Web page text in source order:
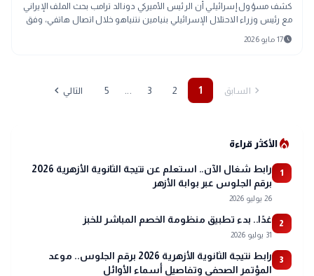
كشف مسؤول إسرائيلي أن الرئيس الأميركي دونالد ترامب بحث الملف الإيراني
مع رئيس وزراء الاحتلال الإسرائيلي بنيامين نتنياهو خلال اتصال هاتفي، وفق
ما أفاد
schedule17 مايو 2026
chevron_right السابق 1
2
3
...
5 التاليchevron_left
local_fire_departmentالأكثر قراءة
1
رابط شغال الآن.. استعلم عن نتيجة الثانوية الأزهرية 2026
برقم الجلوس عبر بوابة الأزهر
26 يوليو 2026
2 غدًا.. بدء تطبيق منظومة الخصم المباشر للخبز
31 يوليو 2026
3
رابط نتيجة الثانوية الأزهرية 2026 برقم الجلوس.. موعد
المؤتمر الصحفي وتفاصيل أسماء الأوائل